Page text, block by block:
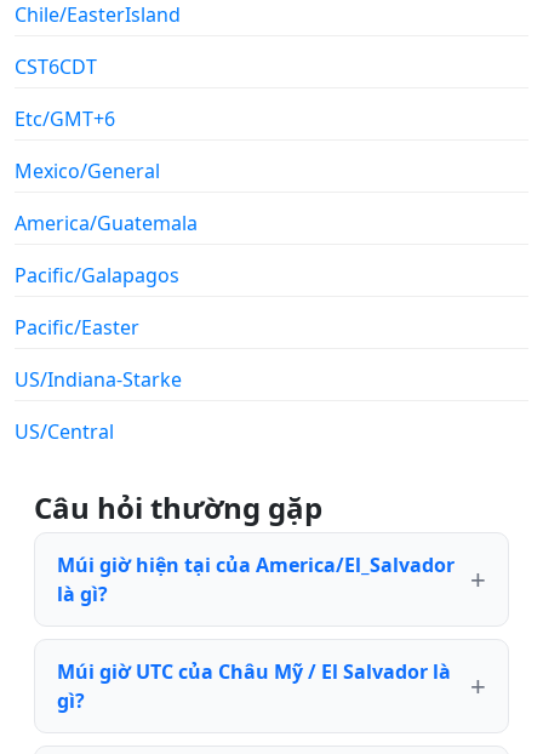
Chile/EasterIsland
CST6CDT
Etc/GMT+6
Mexico/General
America/Guatemala
Pacific/Galapagos
Pacific/Easter
US/Indiana-Starke
US/Central
Câu hỏi thường gặp
Múi giờ hiện tại của America/El_Salvador
là gì?
Múi giờ UTC của Châu Mỹ / El Salvador là
gì?